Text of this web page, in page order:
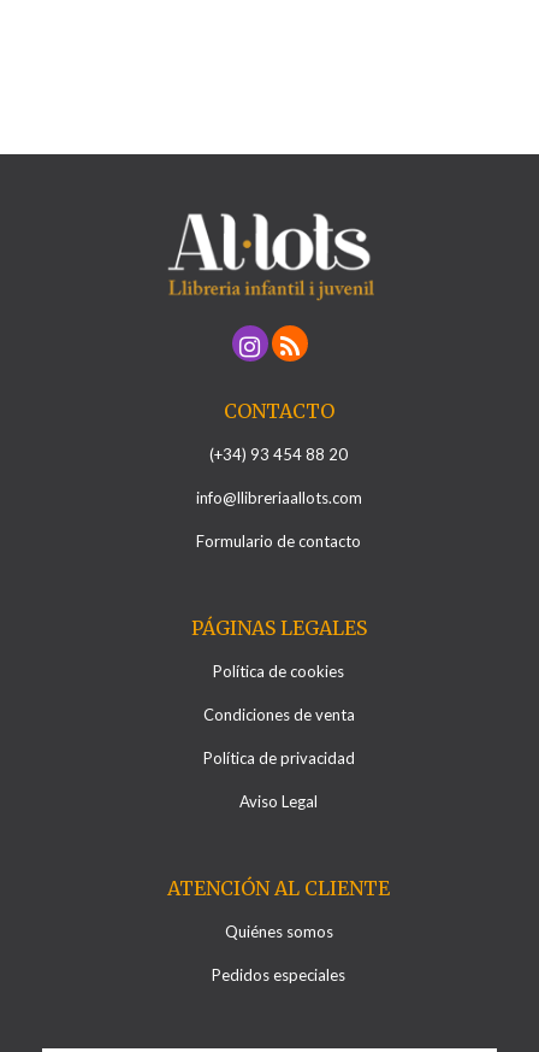
CONTACTO
(+34) 93 454 88 20
info@llibreriaallots.com
Formulario de contacto
PÁGINAS LEGALES
Política de cookies
Condiciones de venta
Política de privacidad
Aviso Legal
ATENCIÓN AL CLIENTE
Quiénes somos
Pedidos especiales